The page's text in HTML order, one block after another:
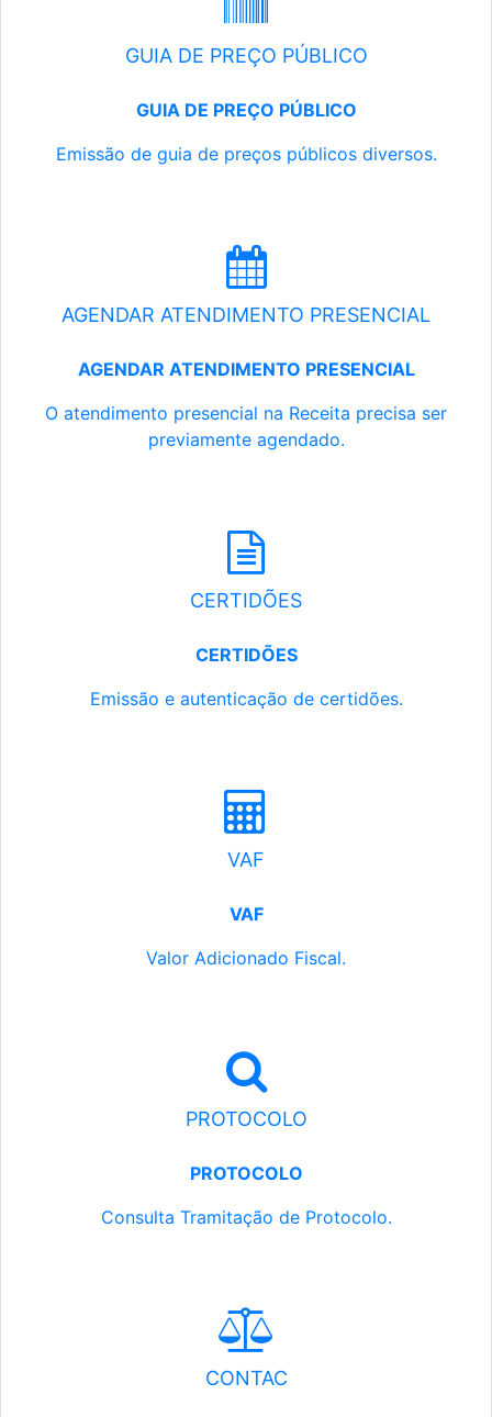
GUIA DE PREÇO PÚBLICO
GUIA DE PREÇO PÚBLICO
Emissão de guia de preços públicos diversos.
AGENDAR ATENDIMENTO PRESENCIAL
AGENDAR ATENDIMENTO PRESENCIAL
O atendimento presencial na Receita precisa ser
previamente agendado.
CERTIDÕES
CERTIDÕES
Emissão e autenticação de certidões.
VAF
VAF
Valor Adicionado Fiscal.
PROTOCOLO
PROTOCOLO
Consulta Tramitação de Protocolo.
CONTAC